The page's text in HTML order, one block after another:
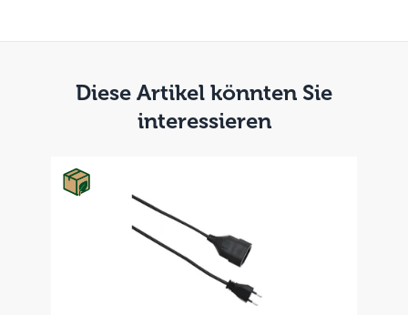
Diese Artikel könnten Sie
interessieren